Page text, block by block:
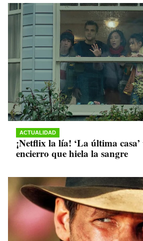
ACTUALIDAD
¡Netflix la lía! ‘La última
encierro que hiela la sangre